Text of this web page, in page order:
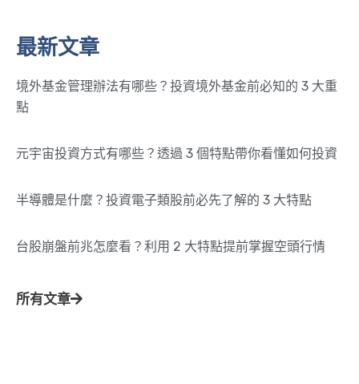
最新文章
境外基金管理辦法有哪些？投資境外基金前必知的 3 大重
點
元宇宙投資方式有哪些？透過 3 個特點帶你看懂如何投資
半導體是什麼？投資電子類股前必先了解的 3 大特點
台股崩盤前兆怎麼看？利用 2 大特點提前掌握空頭行情
所有文章